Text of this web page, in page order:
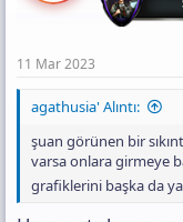
11 Mar 2023
agathusia' Alıntı:
şuan görünen bir
varsa onlara girmeye
grafiklerini başka da